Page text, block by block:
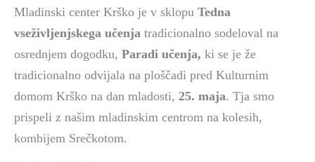
Mladinski center Krško je v sklopu Tedna
vseživljenjskega učenjatradicionalno sodeloval na
osrednjem dogodku, Paradi učenja, ki se je že
tradicionalno odvijala na ploščadi pred Kulturnim
domom Krško na dan mladosti, 25. maja. Tja smo
prispeli z našim mladinskim centrom na kolesih,
kombijem Srečkotom.